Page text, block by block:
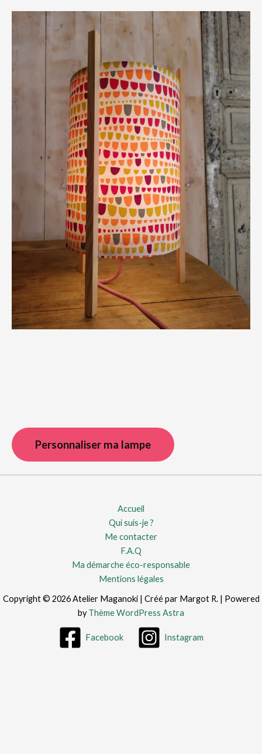
Personnaliser ma lampe
Accueil
Qui suis-je ?
Me contacter
F.A.Q
Ma démarche éco-responsable
Mentions légales
Copyright © 2026 Atelier Maganoki | Créé par Margot R. | Powered
byThème WordPress Astra
Facebook Instagram